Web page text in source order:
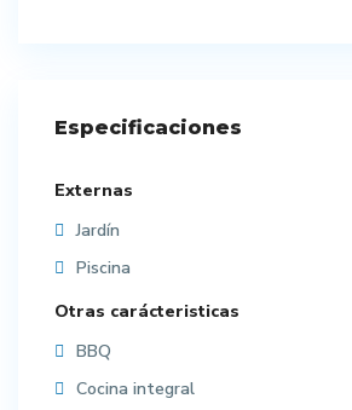
Especificaciones
Externas
Jardín
Piscina
Otras carácteristicas
BBQ
Cocina integral